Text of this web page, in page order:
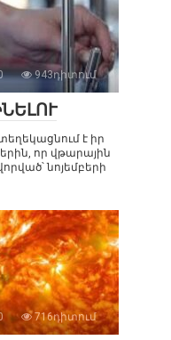
943դիտում
է իր
որ վթարային
նոյեմբերի
716դիտում